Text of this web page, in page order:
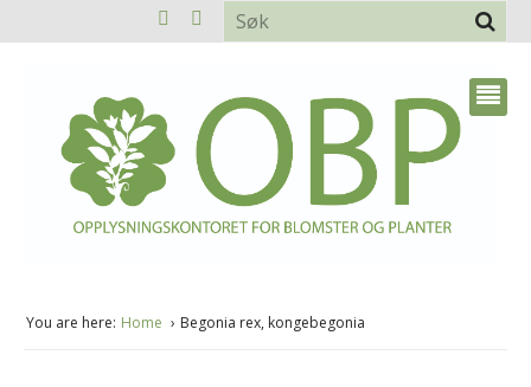
You are here: Home Begonia rex, kongebegonia